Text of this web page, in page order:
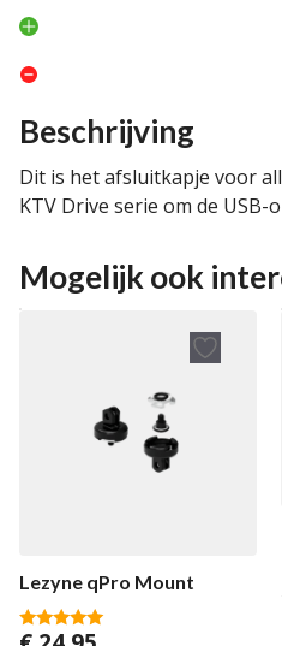
Beschrijving
Dit is het afsluitkapje voor
KTV Drive serie om de USB-
Mogelijk ook
Lezyne qPro Mount
5.00